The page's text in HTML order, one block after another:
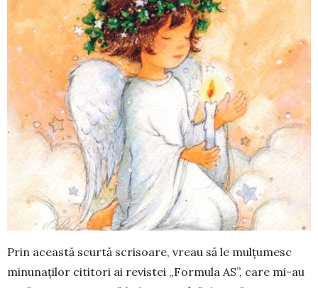
Prin această scurtă scrisoare, vreau să le mulțumesc
minunaților cititori ai revistei „Formula AS”, care mi-au